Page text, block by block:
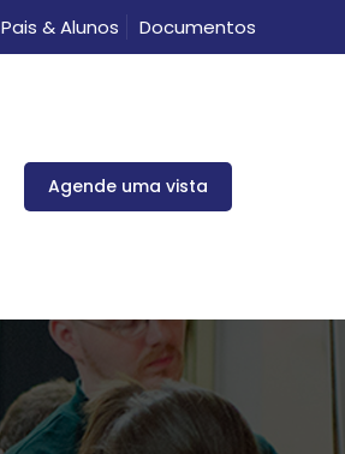
Pais & Alunos Documentos
Agende uma vista